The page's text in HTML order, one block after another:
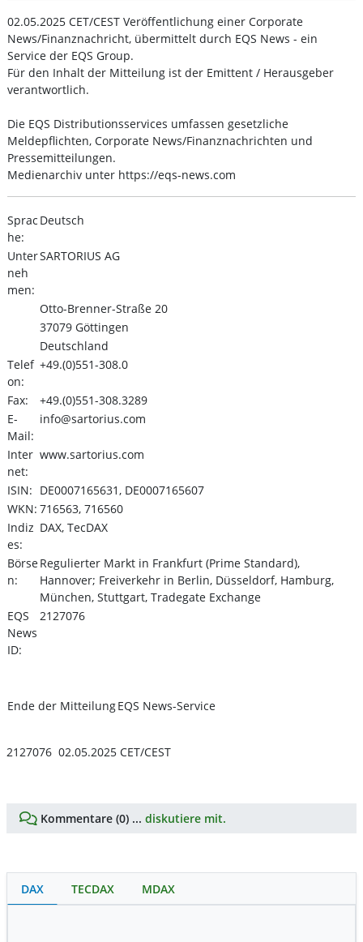
02.05.2025 CET/CEST Veröffentlichung einer Corporate
News/Finanznachricht, übermittelt durch EQS News - ein
Service der EQS Group.
Für den Inhalt der Mitteilung ist der Emittent / Herausgeber
verantwortlich.
Die EQS Distributionsservices umfassen gesetzliche
Meldepflichten, Corporate News/Finanznachrichten und
Pressemitteilungen.
Medienarchiv unter https://eqs-news.com
Sprac
he:
Deutsch
Unter
neh
men:
SARTORIUS AG
Otto-Brenner-Straße 20
37079 Göttingen
Deutschland
Telef
on:
+49.(0)551-308.0
Fax:
+49.(0)551-308.3289
E-
Mail:
info@sartorius.com
Inter
net:
www.sartorius.com
ISIN: DE0007165631, DE0007165607
WKN: 716563, 716560
Indiz
es:
DAX, TecDAX
Börse
n:
Regulierter Markt in Frankfurt (Prime Standard),
Hannover; Freiverkehr in Berlin, Düsseldorf, Hamburg,
München, Stuttgart, Tradegate Exchange
EQS
News
ID:
2127076
Ende der MitteilungEQS News-Service
2127076 02.05.2025 CET/CEST
Kommentare (0) ... diskutiere mit.
DAX TECDAX MDAX